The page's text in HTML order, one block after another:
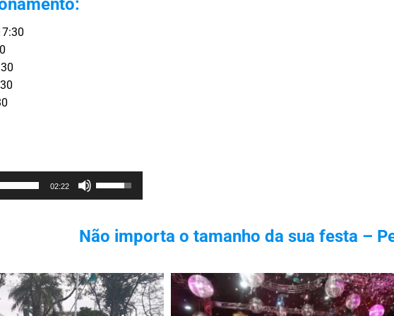
02:22
as
cima/baixo
ou
diminuir
Não importa o tamanho da sua festa –